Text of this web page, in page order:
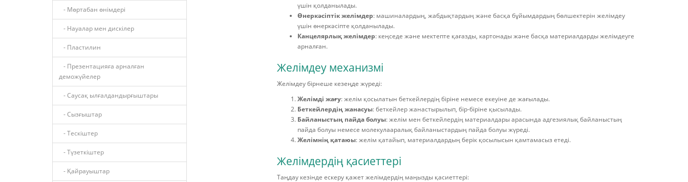
- Мөртабан өнімдері
- Науалар мен дискілер
- Пластилин
- Презентацияға арналған
деможүйелер
- Саусақ ылғалдандырғыштары
- Сызғыштар
- Тескіштер
- Түзеткіштер
- Қайрауыштар
үшін қолданылады.
Өнеркәсіптік желімдер: машиналардың, жабдықтардың және басқа бұйымдардың бөлшектерін желімдеу
үшін өнеркәсіпте қолданылады.
Канцелярлық желімдер: кеңседе және мектепте қағазды, картонады және басқа материалдарды желімдеуге
арналған.
Желімдеу механизмі
Желімдеу бірнеше кезеңде жүреді:
Желімді жағу: желім қосылатын беткейлердің біріне немесе екеуіне де жағылады.
Беткейлердің жанасуы: беткейлер жанастырылып, бір-біріне қысылады.
Байланыстың пайда болуы: желім мен беткейлердің материалдары арасында адгезиялық байланыстың
пайда болуы немесе молекулааралық байланыстардың пайда болуы жүреді.
Желімнің қатаюы: желім қатайып, материалдардың берік қосылысын қамтамасыз етеді.
Желімдердің қасиеттері
Таңдау кезінде ескеру қажет желімдердің маңызды қасиеттері: